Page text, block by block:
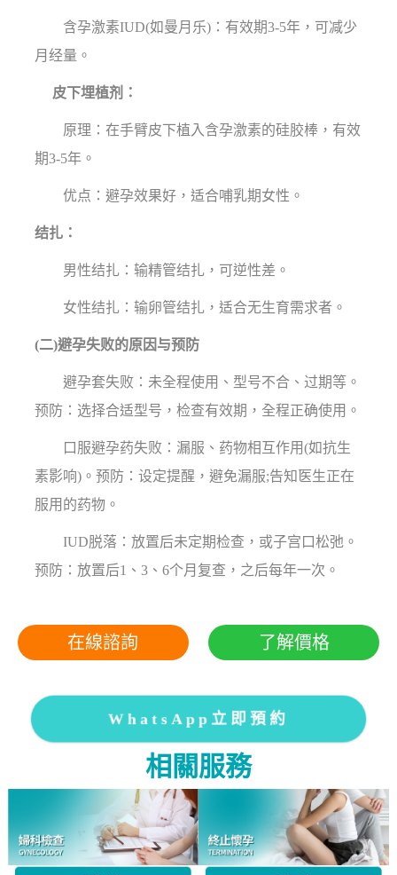
含孕激素IUD(如曼月乐)：有效期3-5年，可减少
月经量。
皮下埋植剂：
原理：在手臂皮下植入含孕激素的硅胶棒，有效
期3-5年。
优点：避孕效果好，适合哺乳期女性。
结扎：
男性结扎：输精管结扎，可逆性差。
女性结扎：输卵管结扎，适合无生育需求者。
(二)避孕失败的原因与预防
避孕套失败：未全程使用、型号不合、过期等。
预防：选择合适型号，检查有效期，全程正确使用。
口服避孕药失败：漏服、药物相互作用(如抗生
素影响)。预防：设定提醒，避免漏服;告知医生正在
服用的药物。
IUD脱落：放置后未定期检查，或子宫口松弛。
预防：放置后1、3、6个月复查，之后每年一次。
在線諮詢 了解價格
WhatsApp立即預約
相關服務